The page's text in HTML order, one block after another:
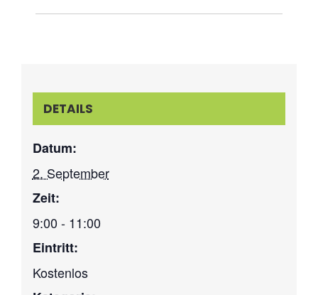
DETAILS
Datum:
2. September
Zeit:
9:00 - 11:00
Eintritt:
Kostenlos